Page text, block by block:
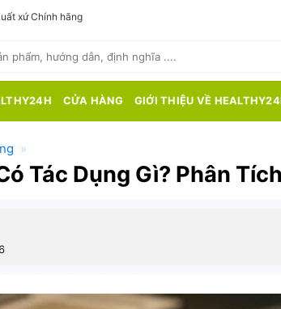
xứ Chính hãng
CỬA HÀNG GIỚI THIỆU VỀ
»
Tác Dụng Gì? Phân